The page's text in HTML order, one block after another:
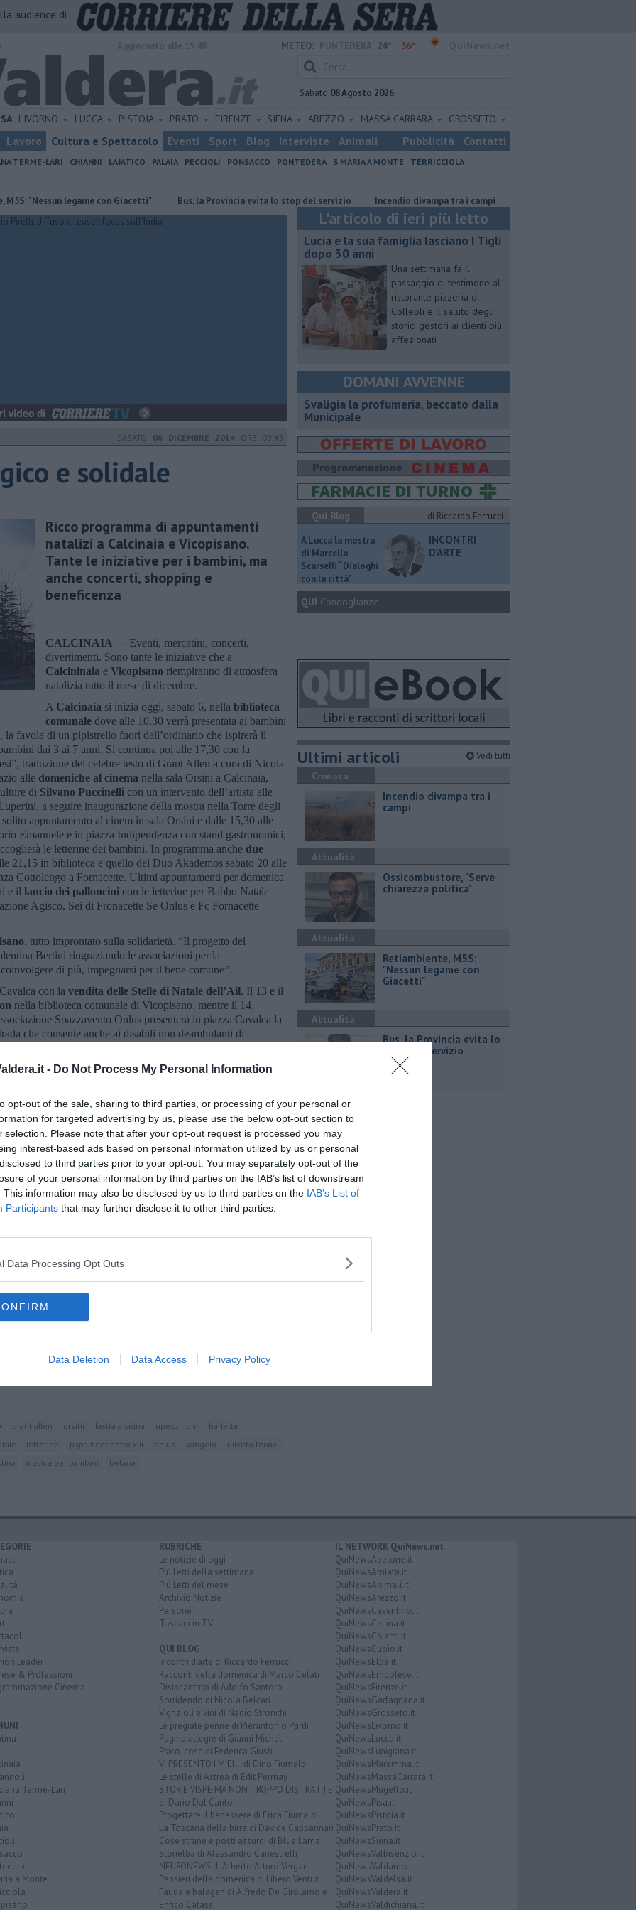
- Do Not Process My Personal Information
opt-out of the sale, sharing to third parties, or processing of your personal or
for targeted advertising by us, please use the below opt-out section to
selection. Please note that after your opt-out request is processed you may
interest-based ads based on personal information utilized by us or personal
to third parties prior to your opt-out. You may separately opt-out of the
of your personal information by third parties on the IAB’s list of downstream
This information may also be disclosed by us to third parties on the IAB’s List of
Participants that may further disclose it to other third parties.
Data Processing Opt Outs
Data Deletion Data Access Privacy Policy
audience di
METEO: 24° 36°
Sabato 08 Agosto 2026
LIVORNO LUCCA PISTOIA PRATO FIRENZE SIENA AREZZO MASSA CARRARA GROSSETO
Lavoro Cultura e Spettacolo Eventi Sport Blog Interviste Animali Pubblicità Contatti
TERME-LARI CHIANNI LAJATICO PALAIA PECCIOLI PONSACCO PONTEDERA S.MARIA A MONTE
TERRICCIOLA
legame con Giacetti" Bus, la Provincia evita lo stop del servizio Incendio divampa tra i campi Ossicombustore, "Serve chiarezza
SABATO 06 DICEMBRE 2014 ORE 09:45
e solidale
Ricco programma di appuntamenti
natalizi a Calcinaia e Vicopisano.
Tante le iniziative per i bambini, ma
anche concerti, shopping e
beneficenza
CALCINAIA — Eventi, mercatini, concerti,
divertimenti. Sono tante le iniziative che a
Calcininaia e Vicopisano riempiranno di atmosfera
natalizia tutto il mese di dicembre.
A Calcinaia si inizia oggi, sabato 6, nella biblioteca
comunale dove alle 10,30 verrà presentata ai bambini
la favola di un pipistrello fuori dall’ordinario che ispirerà il
dai 3 ai 7 anni. Si continua poi alle 17,30 con la
traduzione del celebre testo di Grant Allen a cura di Nicola
alle domeniche al cinema nella sala Orsini a Calcinaia,
di Silvano Puccinelli con un intervento dell’artista alle
a seguire inaugurazione della mostra nella Torre degli
appuntamento al cinem in sala Orsini e dalle 15,30 alle
Emanuele e in piazza Indipendenza con stand gastronomici,
le letterine dei bambini. In programma anche due
21,15 in biblioteca e quello del Duo Akademos sabato 20 alle
Cottolengo a Fornacette. Ultimi appuntamenti per domenica
e il lancio dei palloncini con le letterine per Babbo Natale
Agisco, Sei di Fronacette Se Onlus e Fc Fornacette
, tutto improntato sulla solidarietà. “Il progetto del
Bertini ringraziando le associazioni per la
di più, impegnarsi per il bene comune”.
con la vendita delle Stelle di Natale dell’Ail. Il 13 e il
nella biblioteca comunale di Vicopisano, mentre il 14,
Spazzavento Onlus presenterà in piazza Cavalca la
che consente anche ai disabili non deambulanti di
il contributo dell’amministrazione comunale. La sera del
del Saint Jacob's Choir
diretto da Massimo Bracci, nella
mercatino di Natalein località La Porta di Uliveto
solidale e l'Orcotondo... donano in tondo, merenda e
al 6 gennaio,presepedell’Angelo a San Giovanni alla
piazza della pieve. Sempre il 20 dicembre,cena di solidarietà
delle associazioni. Il 20 e il 21 dicembre al CartoBar del
di Babbo Natale. Il 22 dicembreletture animateper i
e il 29 giochi e musica per bambini, genitori e nonni. Il 5
a Uliveto Terme Festa della Befana.
iscriviti allaNewsletter QUInews - ToscanaMedia.
nella tua casella di posta.
grant allen orsini lastra a signa upezzinghi
barletta
letterine papa benedetto xiii onlus vangelo
uliveto terme
musica per bambini befana
L'articolo di ieri più letto
Lucia e la sua famiglia lasciano I Tigli
dopo 30 anni
Una settimana fa il
passaggio di testimone al
ristorante pizzeria di
Colleoli e il saluto degli
storici gestori ai clienti più
affezionati
DOMANI AVVENNE
Svaligia la profumeria, beccato dalla
Municipale
Qui Blog
di Riccardo Ferrucci
A Lucca la mostra
di Marcello
Scarselli “Dialoghi
con la città"
INCONTRI
D'ARTE
QUI Condoglianze
Ultimi articoli Vedi tutti
Cronaca
Incendio divampa tra i
campi
Attualità
Ossicombustore, "Serve
chiarezza politica"
Attualità
Retiambiente, M5S:
"Nessun legame con
Giacetti"
Attualità
Bus, la Provincia evita lo
stop del servizio
Leader
& Professioni
Cinema
Terme-Lari
a Monte
RUBRICHE
Le notizie di oggi
Più Letti della settimana
Più Letti del mese
Archivio Notizie
Persone
Toscani in TV
QUI BLOG
Incontri d'arte di Riccardo Ferrucci
Racconti della domenica di Marco Celati
Disincantato di Adolfo Santoro
Sorridendo di Nicola Belcari
Vignaioli e vini di Nadio Stronchi
Le pregiate penne di Pierantonio Pardi
Pagine allegre di Gianni Micheli
Psico-cose di Federica Giusti
VI PRESENTO I MIEI... di Dino Fiumalbi
Le stelle di Astrea di Edit Permay
STORIE VISPE MA NON TROPPO DISTRATTE
di Dario Dal Canto
Progettare il benessere di Erica Fiumalbi
La Toscana della birra di Davide Cappannari
Cose strane e posti assurdi di Blue Lama
Storielba di Alessandro Canestrelli
NEURONEWS di Alberto Arturo Vergani
Pensieri della domenica di Libero Venturi
Fauda e balagan di Alfredo De Girolamo e
Enrico Catassi
IL NETWORK QuiNews.net
QuiNewsAbetone.it
QuiNewsAmiata.it
QuiNewsAnimali.it
QuiNewsArezzo.it
QuiNewsCasentino.it
QuiNewsCecina.it
QuiNewsChianti.it
QuiNewsCuoio.it
QuiNewsElba.it
QuiNewsEmpolese.it
QuiNewsFirenze.it
QuiNewsGarfagnana.it
QuiNewsGrosseto.it
QuiNewsLivorno.it
QuiNewsLucca.it
QuiNewsLunigiana.it
QuiNewsMaremma.it
QuiNewsMassaCarrara.it
QuiNewsMugello.it
QuiNewsPisa.it
QuiNewsPistoia.it
QuiNewsPrato.it
QuiNewsSiena.it
QuiNewsValbisenzio.it
QuiNewsValdarno.it
QuiNewsValdelsa.it
QuiNewsValdera.it
QuiNewsValdichiana.it